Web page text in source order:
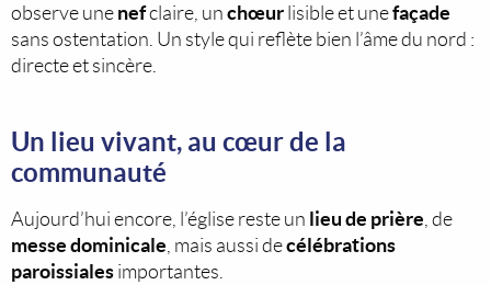
observe une nefclaire, un chœur lisible et unefaçade
sans ostentation. Un style qui reflète bien l’âme du nord :
directe et sincère.
Un lieu vivant, au cœur de la
communauté
Aujourd’hui encore, l’église reste un lieu de prière, de
messe dominicale, mais aussi decélébrations
paroissiales importantes.